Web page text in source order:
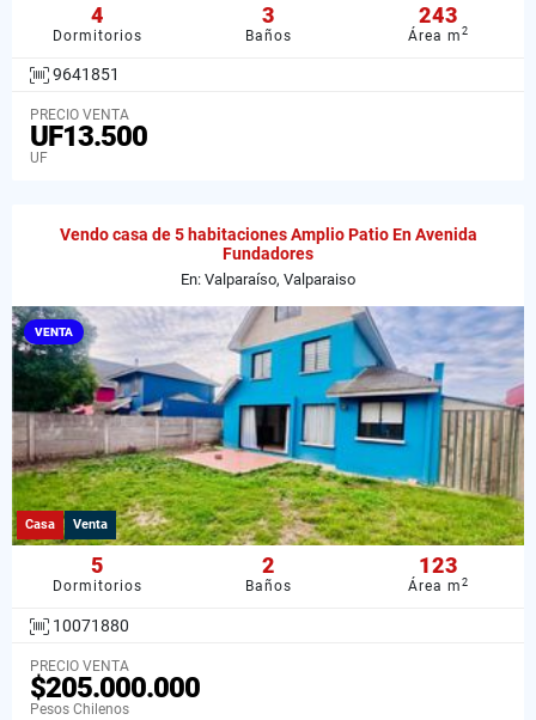
4
Dormitorios
3
Baños
243
Área m2
9641851
PRECIO VENTA
UF13.500
UF
Vendo casa de 5 habitaciones Amplio Patio En Avenida
Fundadores
En: Valparaíso, Valparaiso
VENTA
Casa Venta
5
Dormitorios
2
Baños
123
Área m2
10071880
PRECIO VENTA
$205.000.000
Pesos Chilenos